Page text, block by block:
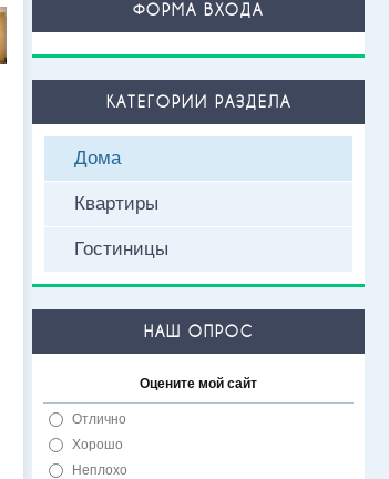
ФОРМА ВХОДА
КАТЕГОРИИ РАЗДЕЛА
Дома
Квартиры
Гостиницы
НАШ ОПРОС
Оцените мой сайт
Отлично
Хорошо
Неплохо